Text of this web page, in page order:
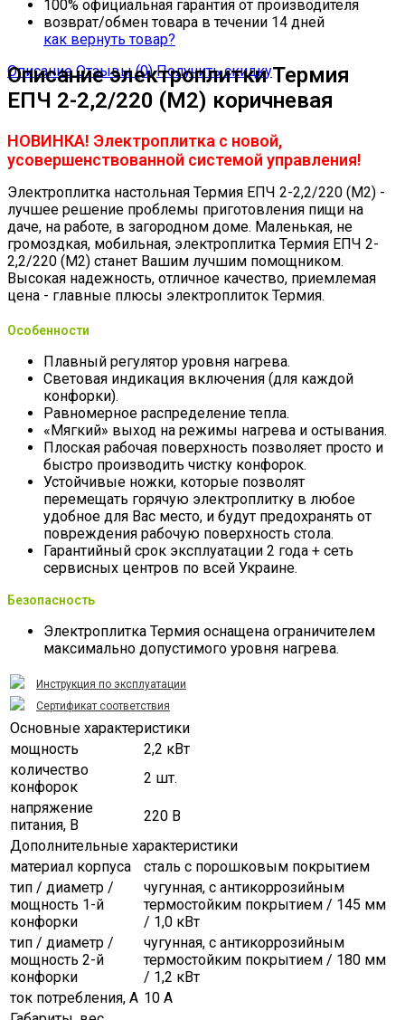
100% официальная гарантия от производителя
возврат/обмен товара в течении 14 дней
как вернуть товар?
Описание Отзывы (0) Получить скидку
Описание электроплитки Термия
ЕПЧ 2-2,2/220 (М2) коричневая
НОВИНКА! Электроплитка с новой,
усовершенствованной системой управления!
Электроплитка настольная Термия ЕПЧ 2-2,2/220 (М2) -
лучшее решение проблемы приготовления пищи на
даче, на работе, в загородном доме. Маленькая, не
громоздкая, мобильная, электроплитка Термия ЕПЧ 2-
2,2/220 (М2) станет Вашим лучшим помощником.
Высокая надежность, отличное качество, приемлемая
цена - главные плюсы электроплиток Термия.
Особенности
Плавный регулятор уровня нагрева.
Световая индикация включения (для каждой
конфорки).
Равномерное распределение тепла.
«Мягкий» выход на режимы нагрева и остывания.
Плоская рабочая поверхность позволяет просто и
быстро производить чистку конфорок.
Устойчивые ножки, которые позволят
перемещать горячую электроплитку в любое
удобное для Вас место, и будут предохранять от
повреждения рабочую поверхность стола.
Гарантийный срок эксплуатации 2 года + сеть
сервисных центров по всей Украине.
Безопасность
Электроплитка Термия оснащена ограничителем
максимально допустимого уровня нагрева.
Инструкция по эксплуатации
Сертификат соответствия
Основные характеристики
мощность
2,2 кВт
количество
конфорок
2 шт.
напряжение
питания, В
220 В
Дополнительные характеристики
материал корпуса
сталь с порошковым покрытием
тип / диаметр /
мощность 1-й
конфорки
чугунная, с антикоррозийным
термостойким покрытием / 145 мм
/ 1,0 кВт
тип / диаметр /
мощность 2-й
конфорки
чугунная, с антикоррозийным
термостойким покрытием / 180 мм
/ 1,2 кВт
ток потребления, А 10 А